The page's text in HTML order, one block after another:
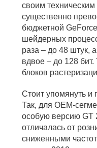
своим техническим
существенно
бюджетной
шейдерных
раза – до 48 штук,
вдвое – до 128
блоков
Стоит упомянуть и
Так, для OEM-
особую версию GT
отличалась от
сниженными